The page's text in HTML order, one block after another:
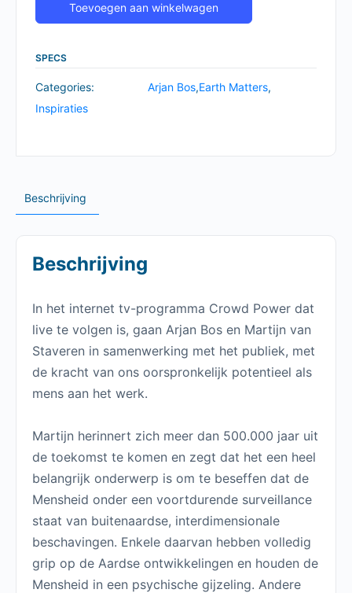
Toevoegen aan winkelwagen
SPECS
Categories: Arjan Bos,Earth Matters,
Inspiraties
Beschrijving
Beschrijving
In het internet tv-programma Crowd Power dat
live te volgen is, gaan Arjan Bos en Martijn van
Staveren in samenwerking met het publiek, met
de kracht van ons oorspronkelijk potentieel als
mens aan het werk.
Martijn herinnert zich meer dan 500.000 jaar uit
de toekomst te komen en zegt dat het een heel
belangrijk onderwerp is om te beseffen dat de
Mensheid onder een voortdurende surveillance
staat van buitenaardse, interdimensionale
beschavingen. Enkele daarvan hebben volledig
grip op de Aardse ontwikkelingen en houden de
Mensheid in een psychische gijzeling. Andere